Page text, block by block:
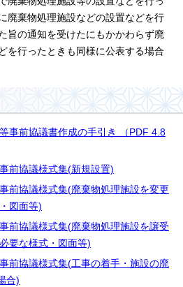
廃棄物処理施設などの設置などを行
旨の通知を受けたにもかかわらず廃
を行ったときも同様に公表する場合
事前協議書作成の手引き （PDF 4.8
前協議様式集(新規設置)
前協議様式集(廃棄物処理施設を変更
図面等)
前協議様式集(廃棄物処理施設を譲受
要な様式・図面等)
前協議様式集(工事の着手・施設の廃
合)